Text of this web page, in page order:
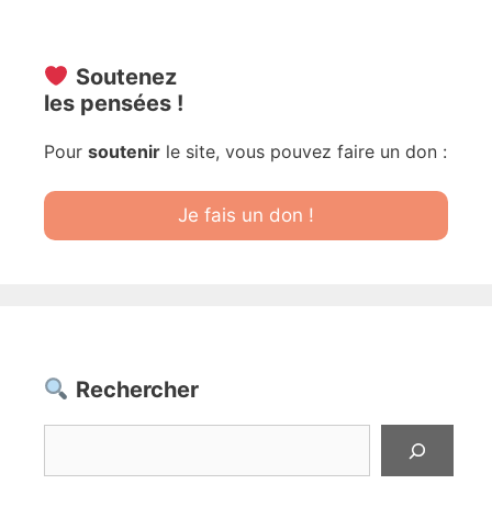
Soutenez
les pensées !
Pour soutenir le site, vous pouvez faire un don :
Je fais un don !
Rechercher